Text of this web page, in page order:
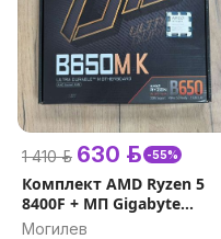
1 410 р. 630 р. -55%
Комплект AMD Ryzen 5
8400F + МП Gigabyte
B650M K
Могилев